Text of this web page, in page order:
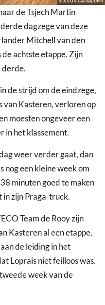
© A.S.O./F.Gooden/DPPI
de Tsjech Martin
dagzege van deze
Mitchell van den
achtste etappe. Zijn
derde.
de strijd om de eindzege,
van Kasteren, verloren op
moesten ongeveer een
in het klassement.
weer verder gaat, dan
een kleine week om
minuten goed te maken
in zijn Praga-truck.
Team de Rooy zijn
Kasteren al een etappe,
de leiding in het
Loprais niet feilloos was.
week van de